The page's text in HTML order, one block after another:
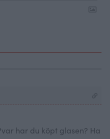
har du köpt glasen? Ha